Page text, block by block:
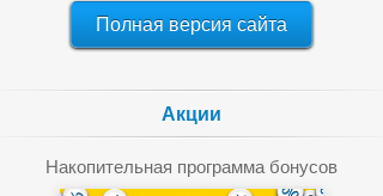
Полная версия сайта
Акции
Накопительная программа бонусов